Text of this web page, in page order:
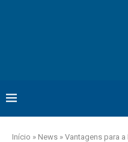
Início » News » Vantagens para a